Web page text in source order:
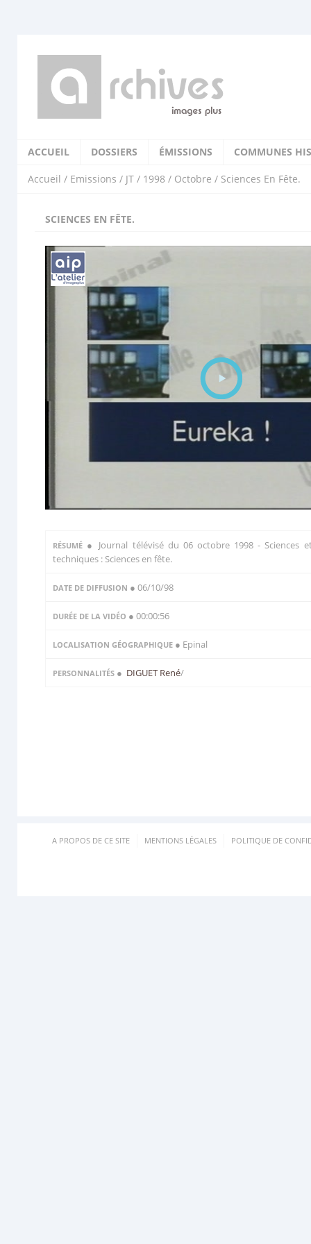
ACCUEIL DOSSIERS ÉMISSIONS COMMUNES
Accueil / Emissions / JT / 1998 / Octobre / Sciences En Fête.
SCIENCES EN FÊTE.
RÉSUMÉ ● Journal télévisé du 06 octobre 1998 - Sciences
techniques : Sciences en fête.
DATE DE DIFFUSION ● 06/10/98
DURÉE DE LA VIDÉO ● 00:00:56
LOCALISATION GÉOGRAPHIQUE ● Epinal
PERSONNALITÉS ● DIGUET René/
A PROPOS DE CE SITE MENTIONS LÉGALES POLITIQUE DE